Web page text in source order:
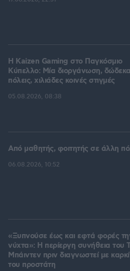
H Kaizen Gaming στο Παγκόσμιο
Kύπελλο: Μία διοργάνωση, δώδεκα
πόλεις, χιλιάδες κοινές στιγμές
05.08.2026, 08:38
Από μαθητής, φοιτητής σε άλλη
06.08.2026, 10:52
«Ξυπνούσε έως και εφτά φορές
νύχτα»: Η περίεργη συνήθεια του
Μπάιντεν πριν διαγνωστεί με
του προστάτη